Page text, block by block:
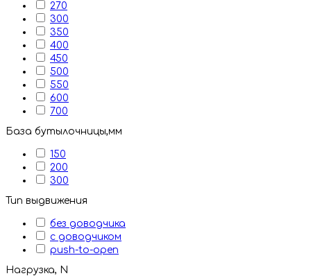
270
300
350
400
450
500
550
600
700
База бутылочницы,мм
150
200
300
Тип выдвижения
без доводчика
с доводчиком
push-to-open
Нагрузка, N